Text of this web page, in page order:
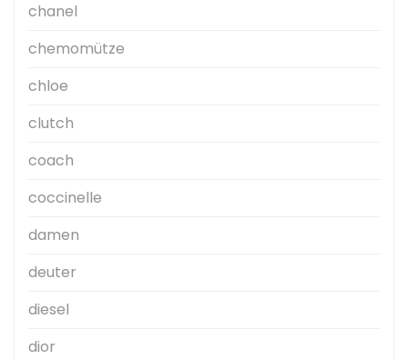
chanel
chemomütze
chloe
clutch
coach
coccinelle
damen
deuter
diesel
dior